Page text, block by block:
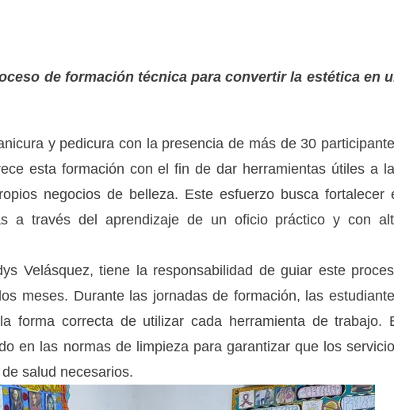
de formación técnica para convertir la estética en
y pedicura con la presencia de más de 30
esta formación con el fin de dar herramientas útiles a
negocios de belleza. Este esfuerzo busca fortalecer
a través del aprendizaje de un oficio práctico y con
Velásquez, tiene la responsabilidad de guiar este
meses. Durante las jornadas de formación, las
forma correcta de utilizar cada herramienta de trabajo.
en las normas de limpieza para garantizar que los
salud necesarios.